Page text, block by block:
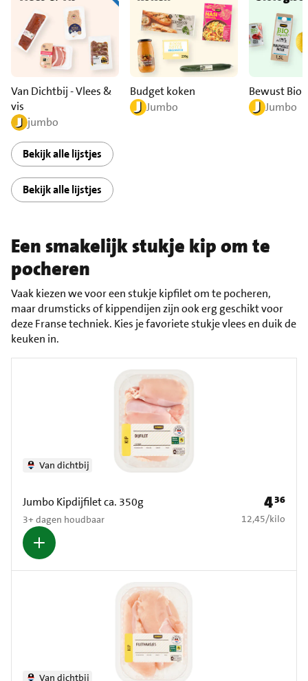
Van Dichtbij - Vlees &
vis
jumbo
Budget koken
Jumbo
Bewust
Jumbo
Bekijk alle lijstjes
Bekijk alle lijstjes
Een smakelijk stukje kip om te
pocheren
Vaak kiezen we voor een stukje kipfilet om te pocheren,
maar drumsticks of kippendijen zijn ook erg geschikt voor
deze Franse techniek. Kies je favoriete stukje vlees en duik de
keuken in.
Jumbo Kipdijfilet ca. 350g
3+ dagen houdbaar
Van dichtbij
Prijs: €
436
€ 12,45 per kilo
12,45/kilo
Van dichtbij